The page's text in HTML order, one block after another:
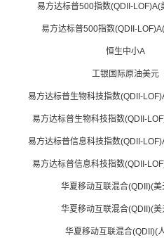
易方达标普500指数(QDII-LOF)A(
易方达标普500指数(QDII-
恒生中小A
工银国际原油美元
易方达标普生物科技指数(QDII-
易方达标普生物科技指数(QDII-
易方达标普信息科技指数(QDII-
易方达标普信息科技指数(QDII-
华夏移动互联混合(QDII)(
华夏移动互联混合(QDII)(
华夏移动互联混合(QDII)(